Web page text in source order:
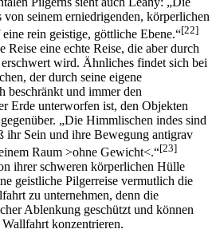
seinem erniedrigenden, körperlichen
rein geistige, göttliche Ebene.“[22]
Reise eine echte Reise, die aber durch
wird. Ähnliches findet sich bei
der durch seine eigene
beschränkt und immer den
Erde unterworfen ist, den Objekten
„Die Himmlischen indes sind
ihr Sein und ihre Bewegung antigrav
Raum >ohne Gewicht<.“[23]
ihrer schweren körperlichen Hülle
geistliche Pilgerreise vermutlich die
zu unternehmen, denn die
Ablenkung geschützt und können
konzentrieren.